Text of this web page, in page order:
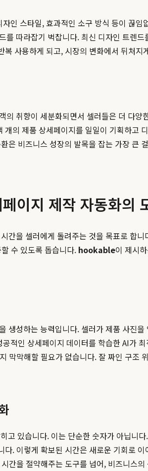
인 스타일, 효과적인 소구 방식 등이 끊
따라잡기 벅찹니다. 최신 디자인 트렌
사용하게 되고, 시장의 변화에서 뒤처
취향이 세분화되면서 셀러들은 더 다
의 제품 상세페이지를 일일이 기획하고
비즈니스 성장의 발목을 잡는 가장 큰
이지 제작 자동화의
을 셀러에게 돌려주는 것을 목표로 합
수 있도록 돕습니다. hookable이 제시
생성하는 능력입니다. 셀러가 제품 사진
적인 상세페이지 데이터를 학습한 AI가
막막해할 필요가 없습니다. 잘 짜인 구조
있습니다. 이는 단순한 숫자가 아닙니
. 이렇게 확보된 시간은 새로운 기회로
간을 절약해주는 도구를 넘어, 비즈니스